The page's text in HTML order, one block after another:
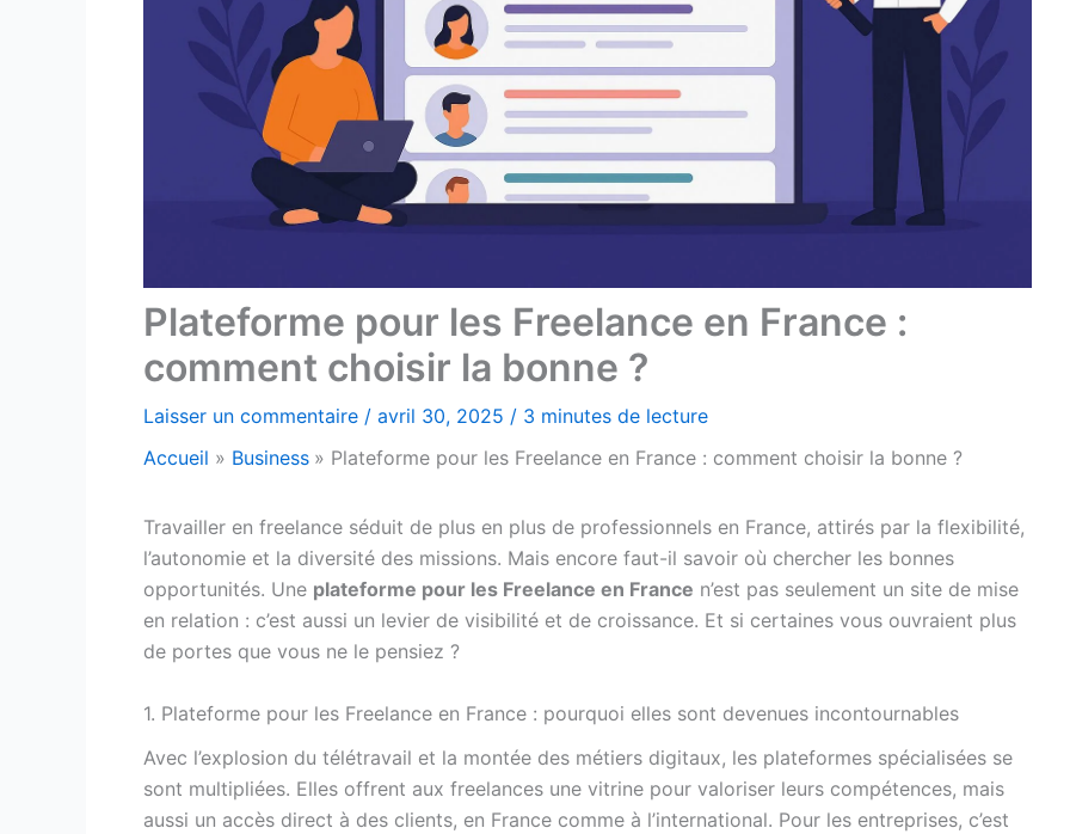
Plateforme pour les Freelance en France :
comment choisir la bonne ?
Laisser un commentaire / avril 30, 2025 / 3 minutes de lecture
Accueil
Business Plateforme pour les Freelance en France : comment choisir la bonne ?
Travailler en freelance séduit de plus en plus de professionnels en France, attirés par la flexibilité,
l’autonomie et la diversité des missions. Mais encore faut-il savoir où chercher les bonnes
opportunités. Une plateforme pour les Freelance en France n’est pas seulement un site de mise
en relation : c’est aussi un levier de visibilité et de croissance. Et si certaines vous ouvraient plus
de portes que vous ne le pensiez ?
1. Plateforme pour les Freelance en France : pourquoi elles sont devenues incontournables
Avec l’explosion du télétravail et la montée des métiers digitaux, les plateformes spécialisées se
sont multipliées. Elles offrent aux freelances une vitrine pour valoriser leurs compétences, mais
aussi un accès direct à des clients, en France comme à l’international. Pour les entreprises, c’est